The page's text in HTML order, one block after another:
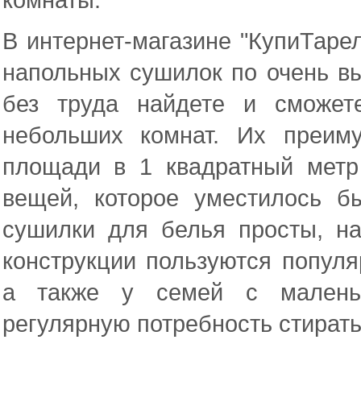
В интернет-магазине
напольных сушилок по очень
без труда найдете и
небольших комнат. Их
площади в 1 квадратный метр
вещей, которое уместилось
сушилки для белья просты,
конструкции пользуются
а также у семей с
регулярную потребность